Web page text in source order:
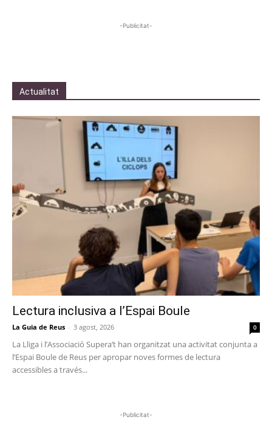
-Publicitat-
Actualitat
Lectura inclusiva a l’Espai Boule
La Guia de Reus - 3 agost, 2026 0
La Lliga i l’Associació Supera’t han organitzat una activitat conjunta a
l’Espai Boule de Reus per apropar noves formes de lectura
accessibles a través...
-Publicitat-